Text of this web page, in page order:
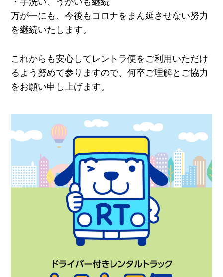
・手洗い、うがいも継続
万が一にも、今後もコロナをまん延させない努力
を継続いたします。
これからも安心してレントラ便をご利用いただけ
るよう努めて参りますので、何卒ご理解とご協力
をお願い申し上げます。